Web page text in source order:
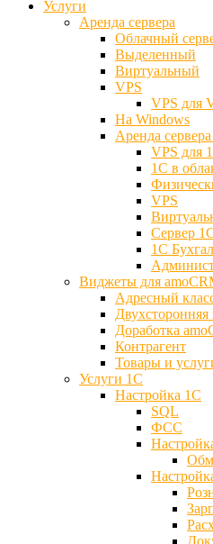
Услуги
Аренда сервера
Облачный
Выделенный
Виртуальный
VPS
VPS для
На Windows
Аренда
VPS для
1С в
VPS
Сервер
1С
Виджеты для
Адресный
Доработка
Контрагент
Товары и
Услуги 1С
Настройка 1С
SQL
ФСС